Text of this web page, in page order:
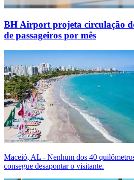
BH Airport projeta circulação
de passageiros por mês
Maceió, AL - Nenhum dos 40
consegue desapontar o visitante.